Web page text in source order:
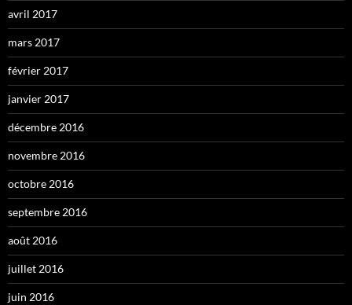
avril 2017
mars 2017
février 2017
janvier 2017
décembre 2016
novembre 2016
octobre 2016
septembre 2016
août 2016
juillet 2016
juin 2016